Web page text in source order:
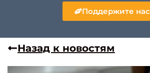
Поддержите нас
Назад к новостям